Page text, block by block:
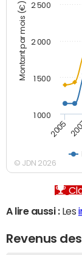
Montant par mois (€)
2005
1 000
1 500
2 000
2 500
© JDN 2026
A lire aussi :Les
Revenus